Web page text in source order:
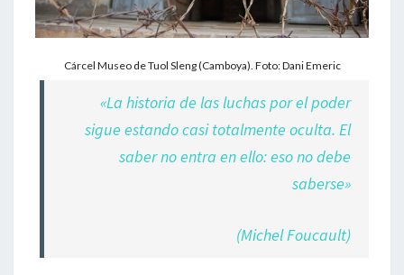
Cárcel Museo de Tuol Sleng (Camboya). Foto: Dani Emeric
«La historia de las luchas por el poder
sigue estando casi totalmente oculta. El
saber no entra en ello: eso no debe
saberse»
(Michel Foucault)